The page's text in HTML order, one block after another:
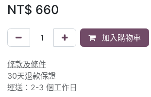
NT$ 660
加入購物車
條款及條件
30天退款保證
運送：2-3 個工作日